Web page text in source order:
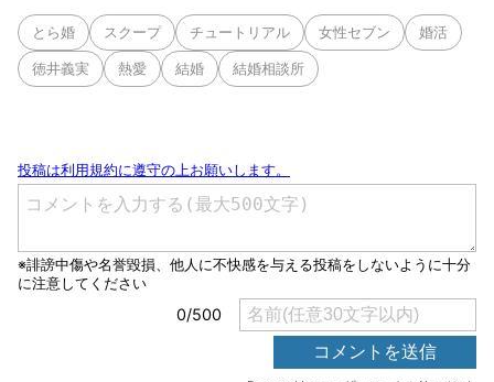
とら婚 スクープ チュートリアル 女性セブン 婚活
徳井義実 熱愛 結婚 結婚相談所